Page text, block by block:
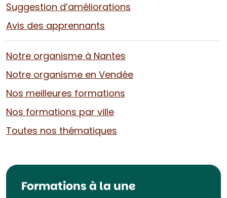
Suggestion d’améliorations
Avis des apprennants
Notre organisme à Nantes
Notre organisme en Vendée
Nos meilleures formations
Nos formations par ville
Toutes nos thématiques
Formations à la une